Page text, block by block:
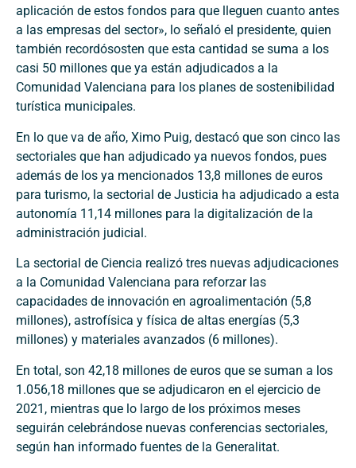
aplicación de estos fondos para que lleguen cuanto antes
a las empresas del sector», lo señaló el presidente, quien
también recordósosten que esta cantidad se suma a los
casi 50 millones que ya están adjudicados a la
Comunidad Valenciana para los planes de sostenibilidad
turística municipales.
En lo que va de año, Ximo Puig, destacó que son cinco las
sectoriales que han adjudicado ya nuevos fondos, pues
además de los ya mencionados 13,8 millones de euros
para turismo, la sectorial de Justicia ha adjudicado a esta
autonomía 11,14 millones para la digitalización de la
administración judicial.
La sectorial de Ciencia realizó tres nuevas adjudicaciones
a la Comunidad Valenciana para reforzar las
capacidades de innovación en agroalimentación (5,8
millones), astrofísica y física de altas energías (5,3
millones) y materiales avanzados (6 millones).
En total, son 42,18 millones de euros que se suman a los
1.056,18 millones que se adjudicaron en el ejercicio de
2021, mientras que lo largo de los próximos meses
seguirán celebrándose nuevas conferencias sectoriales,
según han informado fuentes de la Generalitat.